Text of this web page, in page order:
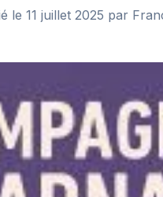
le 11 juillet 2025 par